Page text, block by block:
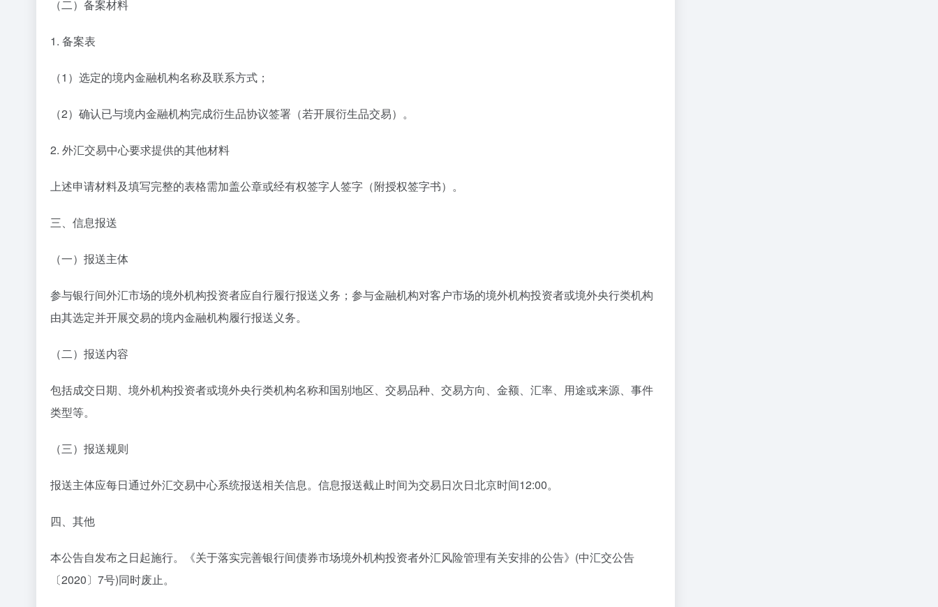
（二）备案材料
1. 备案表
（1）选定的境内金融机构名称及联系方式；
（2）确认已与境内金融机构完成衍生品协议签署（若开展衍生品交易）。
2. 外汇交易中心要求提供的其他材料
上述申请材料及填写完整的表格需加盖公章或经有权签字人签字（附授权签字书）。
三、信息报送
（一）报送主体
参与银行间外汇市场的境外机构投资者应自行履行报送义务；参与金融机构对客户市场的境外机构投资者或境外央行类机构
由其选定并开展交易的境内金融机构履行报送义务。
（二）报送内容
包括成交日期、境外机构投资者或境外央行类机构名称和国别地区、交易品种、交易方向、金额、汇率、用途或来源、事件
类型等。
（三）报送规则
报送主体应每日通过外汇交易中心系统报送相关信息。信息报送截止时间为交易日次日北京时间12:00。
四、其他
本公告自发布之日起施行。《关于落实完善银行间债券市场境外机构投资者外汇风险管理有关安排的公告》(中汇交公告
〔2020〕7号)同时废止。